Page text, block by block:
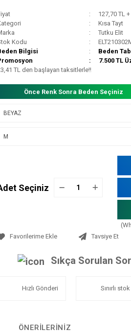
127,70 TL
Kısa Tayt
Tutku Elit
Kodu
Bilgisi
Beden
7.500 TL
TL den başlayan taksitlerle!!
Önce Renk Sonra Beden Seçiniz
Seçiniz
Tavsiye Et
Sıkça Sorulan
Hızlı Gönderi Sınırlı stok
ÖNERILERINIZ